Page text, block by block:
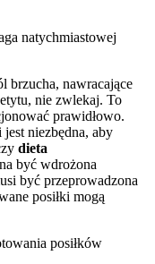
natychmiastowej
brzucha, nawracające
nie zwlekaj. To
prawidłowo.
niezbędna, aby
dieta
być wdrożona
być przeprowadzona
posiłki mogą
posiłków